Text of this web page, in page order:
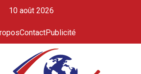
10 août 2026
ContactPublicité